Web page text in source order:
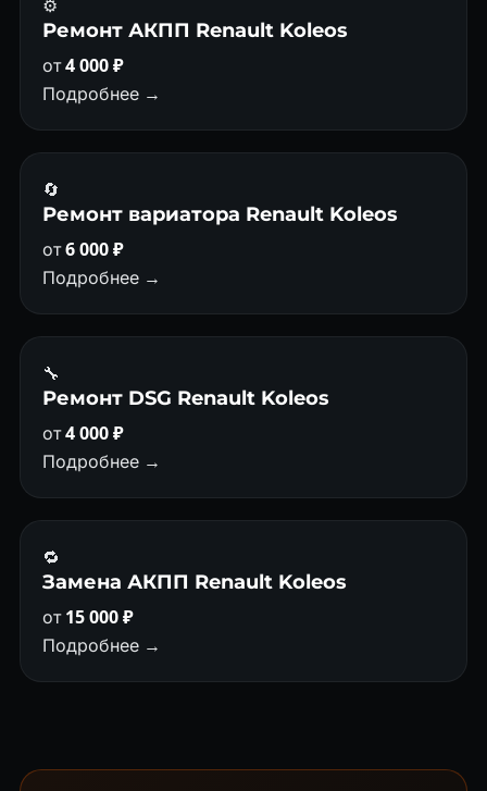
⚙️
Ремонт АКПП Renault Koleos
от4 000 ₽
Подробнее →
🔄
Ремонт вариатора Renault Koleos
от6 000 ₽
Подробнее →
🔧
Ремонт DSG Renault Koleos
от4 000 ₽
Подробнее →
🔁
Замена АКПП Renault Koleos
от15 000 ₽
Подробнее →